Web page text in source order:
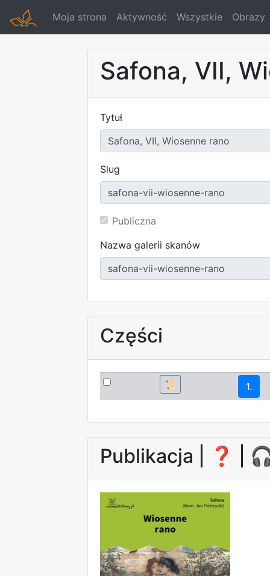
Moja strona Aktywność Wszystkie Obrazy
Safona, VII,
Tytuł
Slug
Publiczna
Nazwa galerii skanów
Części
📜 1.
Publikacja | ❓ |